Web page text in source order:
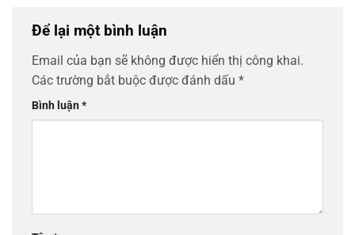
Để lại một bình luận
Email của bạn sẽ không được hiển thị công khai.
Các trường bắt buộc được đánh dấu *
Bình luận*